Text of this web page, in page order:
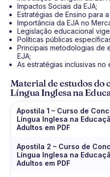
Impactos Sociais da EJA;
Estratégias de Ensino para a
Importância da EJA no
Legislação educacional
Políticas públicas
Principais metodologias de
EJA;
As estratégias inclusivas no
Material de estudos do
Língua Inglesa na
Apostila 1 – Curso de
Língua Inglesa na
Adultos em PDF
Apostila 2 – Curso de
Língua Inglesa na
Adultos em PDF